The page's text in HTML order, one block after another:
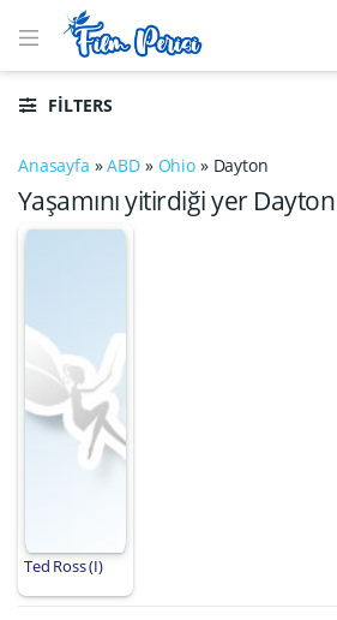
FILTERS
Anasayfa »ABD » Ohio » Dayton
Yaşamını yitirdiği yer
Ted Ross (I)